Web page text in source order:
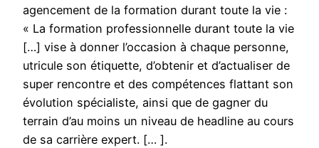
agencement de la formation durant toute la vie :
« La formation professionnelle durant toute la vie
[…] vise à donner l’occasion à chaque personne,
utricule son étiquette, d’obtenir et d’actualiser de
super rencontre et des compétences flattant son
évolution spécialiste, ainsi que de gagner du
terrain d’au moins un niveau de headline au cours
de sa carrière expert. [… ].